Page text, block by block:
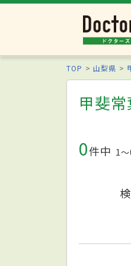
TOP 山梨県
甲斐
0件中 1